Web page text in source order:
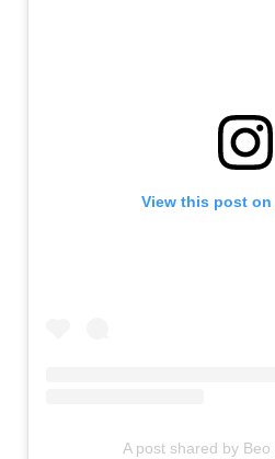
View this post on
A post shared by